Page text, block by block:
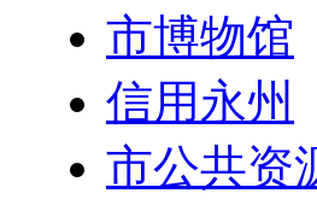
市博物馆
信用永州
市公共资